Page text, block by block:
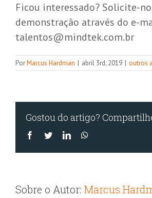
Ficou interessado? Solicite-
demonstração através do e-
talentos@mindtek.com.br
PorMarcus Hardman | abril 3rd, 2019 | outros
Gostou do artigo?
Facebook
TwitterLinkedIn
Sobre o Autor: Marcus